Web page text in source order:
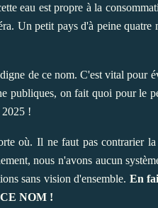
eau est propre à la
Un petit pays d'à peine
de ce nom. C'est vital pour
publiques, on fait quoi pour le
2025 !
où. Il ne faut pas contrarier
nous n'avons aucun
sans vision d'ensemble. En
NOM !